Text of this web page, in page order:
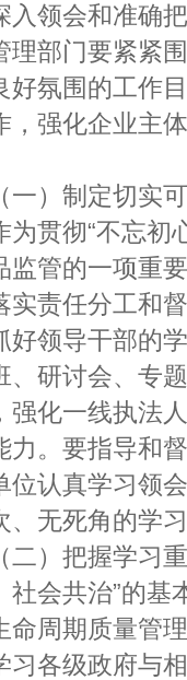
入领会和准确
理部门要紧紧
好氛围的工作
，强化企业主
制定切实可
为贯彻“不忘初
监管的一项重
实责任分工和
好领导干部的
、研讨会、专
强化一线执法
力。要指导和
位认真学习领
、无死角的学
把握学习重
社会共治”的
命周期质量管
习各级政府与